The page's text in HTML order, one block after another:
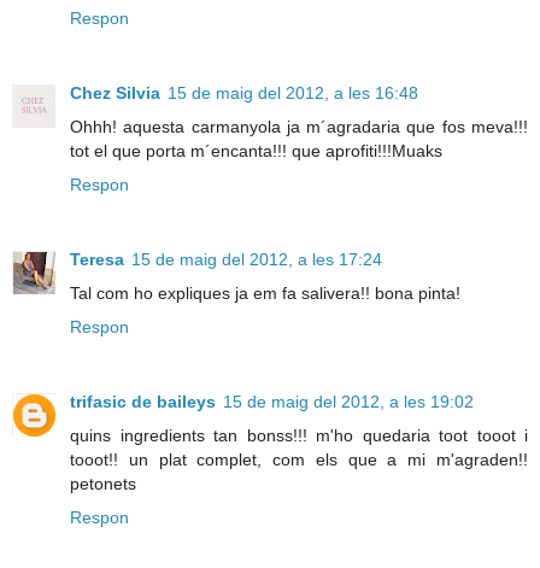
Respon
Chez Silvia 15 de maig del 2012, a les 16:48
Ohhh! aquesta carmanyola ja m´agradaria que fos meva!!!
tot el que porta m´encanta!!! que aprofiti!!!Muaks
Respon
Teresa 15 de maig del 2012, a les 17:24
Tal com ho expliques ja em fa salivera!! bona pinta!
Respon
trifasic de baileys 15 de maig del 2012, a les 19:02
quins ingredients tan bonss!!! m'ho quedaria toot tooot i
tooot!! un plat complet, com els que a mi m'agraden!!
petonets
Respon